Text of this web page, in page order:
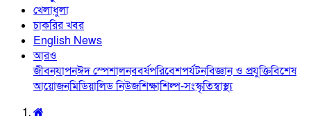
খেলাধুলা
চাকরির খবর
English News
আরও
জীবনযাপনঈদ স্পেশালনববর্ষপরিবেশপর্যটনবিজ্ঞান ও প্রযুক্তিবিশেষ
আয়োজনমিডিয়ালিড নিউজশিক্ষাশিল্প-সংস্কৃতিস্বাস্থ্য